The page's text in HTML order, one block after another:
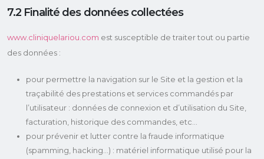
7.2 Finalité des données collectées
www.cliniquelariou.com est susceptible de traiter tout ou partie
des données :
pour permettre la navigation sur le Site et la gestion et la
traçabilité des prestations et services commandés par
l’utilisateur : données de connexion et d’utilisation du Site,
facturation, historique des commandes, etc...
pour prévenir et lutter contre la fraude informatique
(spamming, hacking…) : matériel informatique utilisé pour la